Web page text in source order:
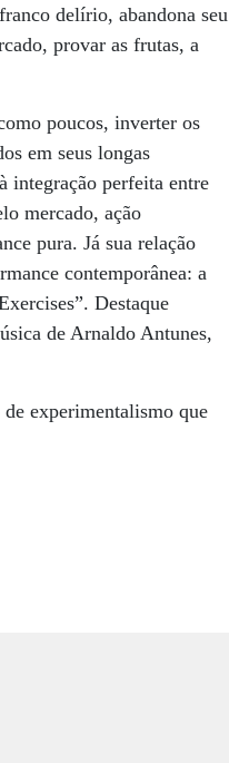
delírio, abandona seu
provar as frutas, a
poucos, inverter os
em seus longas
integração perfeita entre
mercado, ação
pura. Já sua relação
contemporânea: a
Destaque
de Arnaldo Antunes,
ex­pe­rimentalismo que